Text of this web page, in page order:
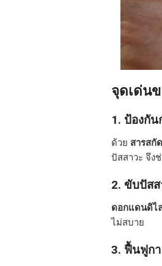
จุดเด่น
1. ป้องกัน
ด้วย สารสกั
ปัสสาวะ จึง
2. ขับปัส
ดอกแดนดิไ
ไม่สบาย
3. ฟื้นฟูก